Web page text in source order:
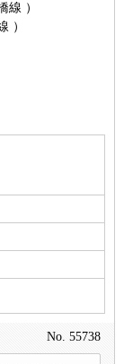
線 ）
）
No. 55738